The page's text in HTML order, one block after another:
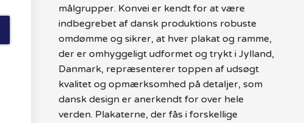
målgrupper. Konvei er kendt for at være
indbegrebet af dansk produktions robuste
omdømme og sikrer, at hver plakat og ramme,
der er omhyggeligt udformet og trykt i Jylland,
Danmark, repræsenterer toppen af udsøgt
kvalitet og opmærksomhed på detaljer, som
dansk design er anerkendt for over hele
verden. Plakaterne, der fås i forskellige